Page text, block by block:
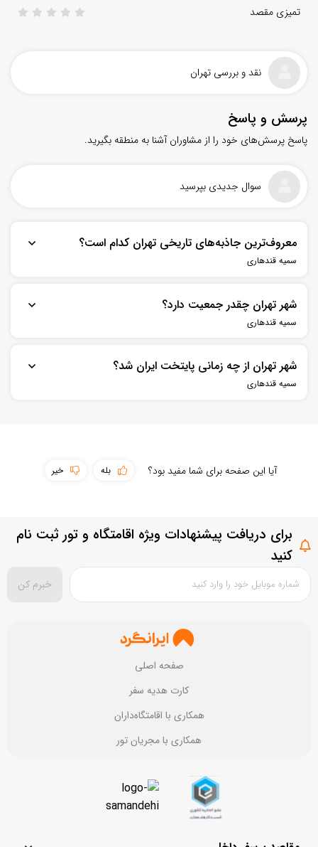
نقد و بررسی تهران
سهولت دسترسی
پوشش اینترنت
حمل و نقل عمومی
تمیزی مقصد
پرسش و پاسخ
پاسخ پرسش‌های خود را از مشاوران آشنا به منطقه بگیرید.
سوال جدیدی بپرسید
معروف‌ترین جاذبه‌های تاریخی تهران کدام است؟
سمیه قندهاری
و نیاوران اشاره کرد.
شهر تهران چقدر جمعیت دارد؟
سمیه قندهاری
پرجمعیت جهان و دومین کلان‌شهر پرجمعیت خاورمیانه است.
شهر تهران از چه زمانی پایتخت ایران شد؟
سمیه قندهاری
تمیزی مقصد
آیا این صفحه برای شما مفید بود؟ بله خیر
برای دریافت پیشنهادات ویژه اقامتگاه و تور ثبت نام
کنید
خبرم کن
همکاری با مجریان تور
همکاری با اقامتگاه‌داران
کارت هدیه سفر
صفحه اصلی